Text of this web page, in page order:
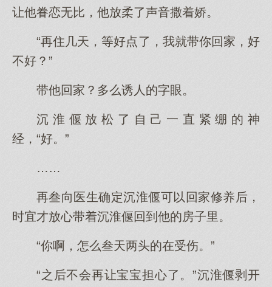
让他眷恋无比，他放柔了声音撒着娇。
“再住几天，等好点了，我就带你回家，好
不好？”
带他回家？多么诱人的字眼。
沉淮偃放松了自己一直紧绷的神
经，“好。”
……
再叁向医生确定沉淮偃可以回家修养后，
时宜才放心带着沉淮偃回到他的房子里。
“你啊，怎么叁天两头的在受伤。”
“之后不会再让宝宝担心了。”沉淮偃剥开